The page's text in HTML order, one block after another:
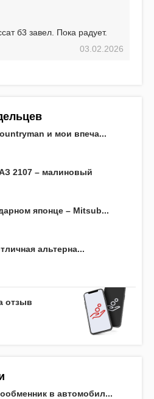
б3 завел. Пока радует.
03.02.2026
и мои впеча...
2107 – малиновый
японце – Mitsub...
альтерна...
отзыв
в автомобил...